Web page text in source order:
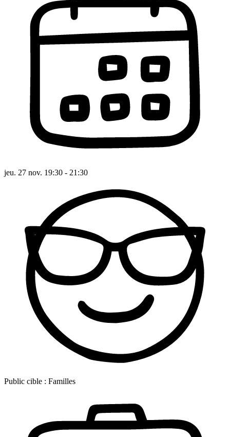
jeu. 27 nov. 19:30 - 21:30
Public cible : Familles